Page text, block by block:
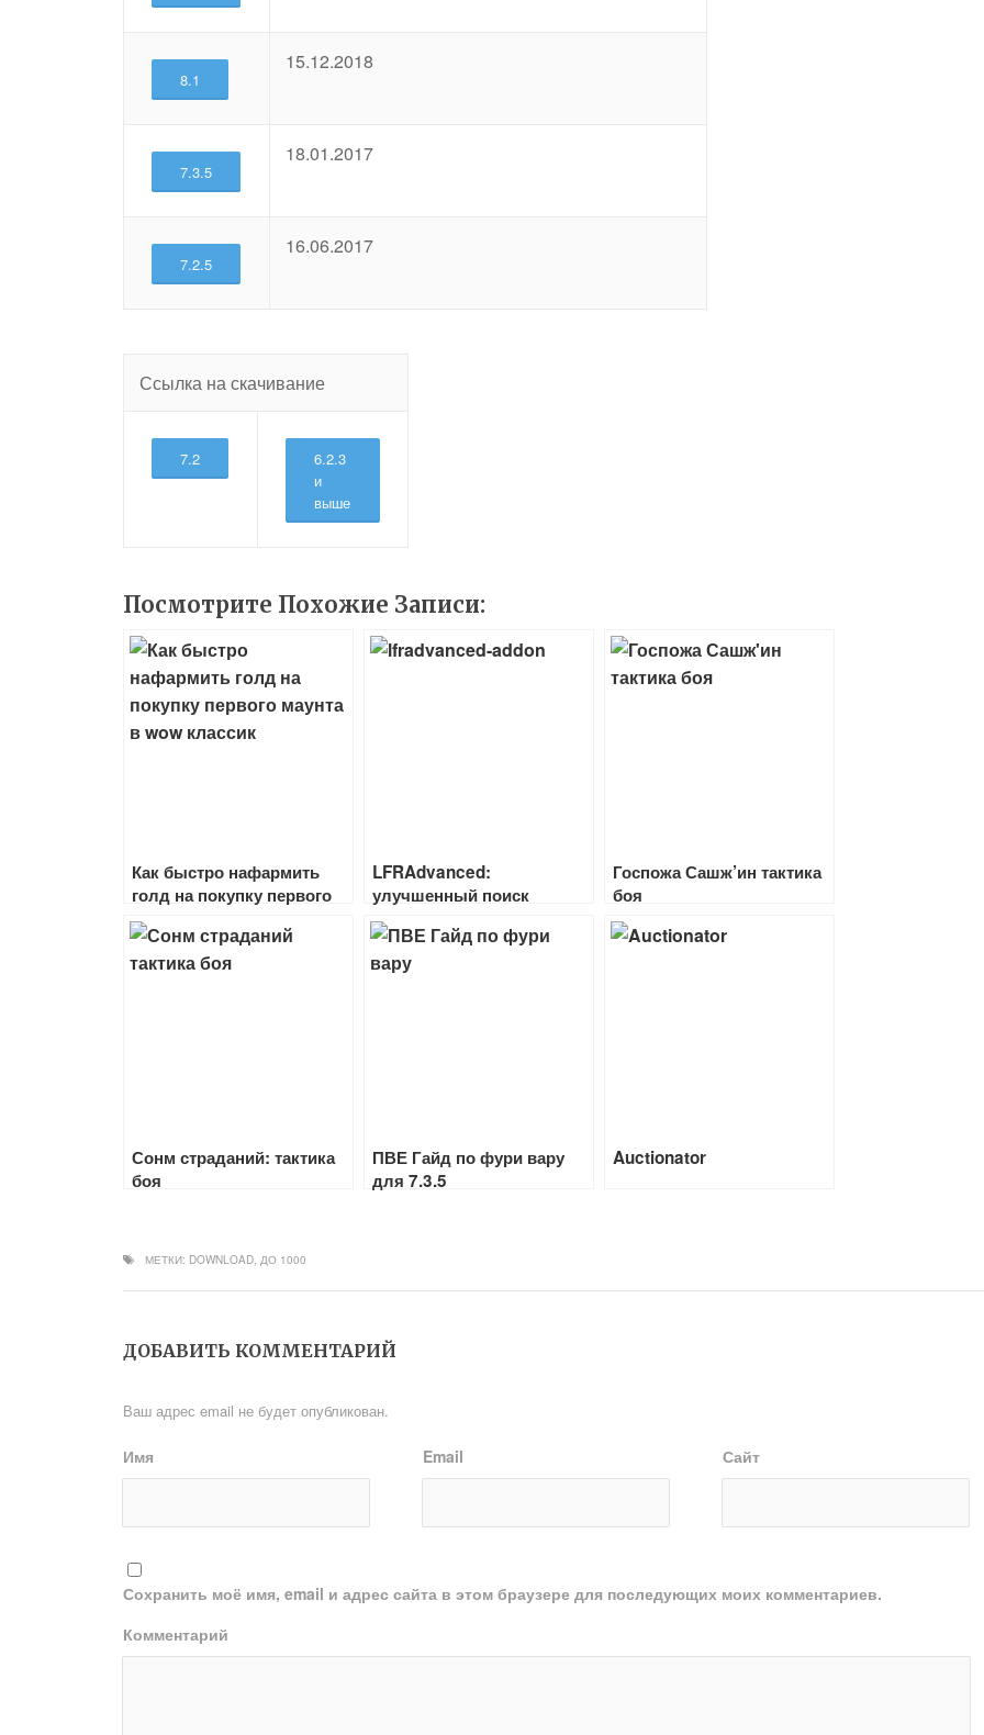
8.1
15.12.2018
7.3.5
18.01.2017
7.2.5
16.06.2017
Ссылка на скачивание
7.2
6.2.3
и
выше
Посмотрите Похожие Записи:
Как быстро нафармить
голд на покупку первого
маунта в wow классик, бк
и лк
LFRAdvanced:
улучшенный поиск
подземелий и рейдов
Госпожа Сашж’ин тактика
боя
Сонм страданий: тактика
боя
ПВЕ Гайд по фури вару
для 7.3.5
Auctionator
МЕТКИ: DOWNLOAD, ДО 1000
ДОБАВИТЬ КОММЕНТАРИЙ
Ваш адрес email не будет опубликован.
Имя Email Сайт
Сохранить моё имя, email и адрес сайта в этом браузере для последующих моих комментариев.
Комментарий